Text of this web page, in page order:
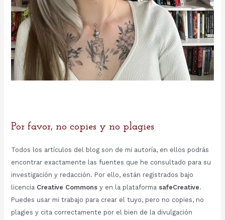
Por favor, no copies y no plagies
Todos los artículos del blog son de mi autoría, en ellos podrás
encontrar exactamente las fuentes que he consultado para su
investigación y redacción. Por ello, están registrados bajo
licencia Creative Commonsy en la plataforma safeCreative.
Puedes usar mi trabajo para crear el tuyo, pero no copies, no
plagies y cita correctamente por el bien de la divulgación